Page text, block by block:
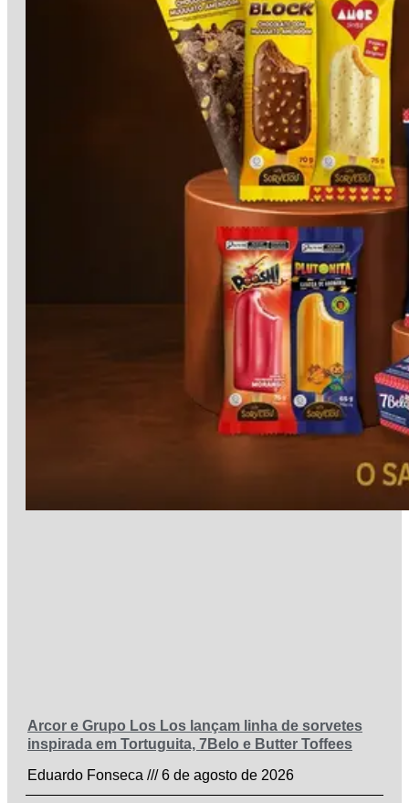
Arcor e Grupo Los Los lançam linha de sorvetes
inspirada em Tortuguita, 7Belo e Butter Toffees
Eduardo Fonseca
6 de agosto de 2026